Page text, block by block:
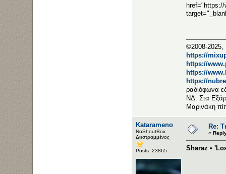
©2008-2025,
https://
https://
https://
https://
ραδιόφωνα
ΝΔ: Στα
Μαρινάκη
Katarameno
NoShoutBox
Διεστραμμένος
Posts: 23865
Re:
«
Sharaz •